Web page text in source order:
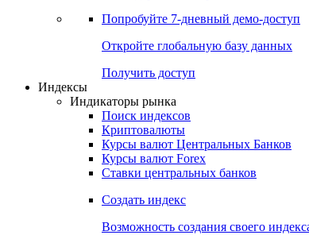
Попробуйте 7-дневный демо-доступ
Откройте глобальную базу данных
Получить доступ
Индексы
Индикаторы рынка
Поиск индексов
Криптовалюты
Курсы валют Центральных Банков
Курсы валют Forex
Ставки центральных банков
Создать индекс
Возможность создания своего